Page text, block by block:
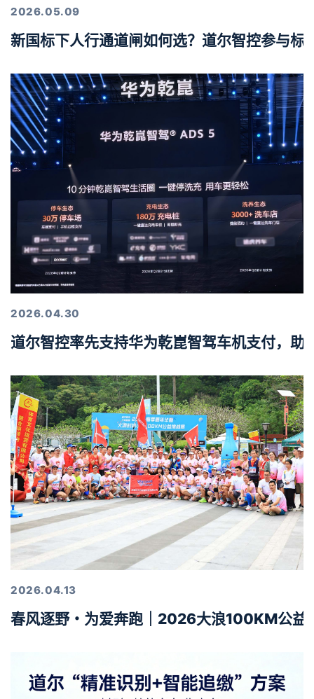
2026.05.09
新国标下人行通道闸如何选？道尔智控参与标
2026.04.30
道尔智控率先支持华为乾崑智驾车机支付，助
2026.04.13
春风逐野・为爱奔跑｜2026大浪100KM公益